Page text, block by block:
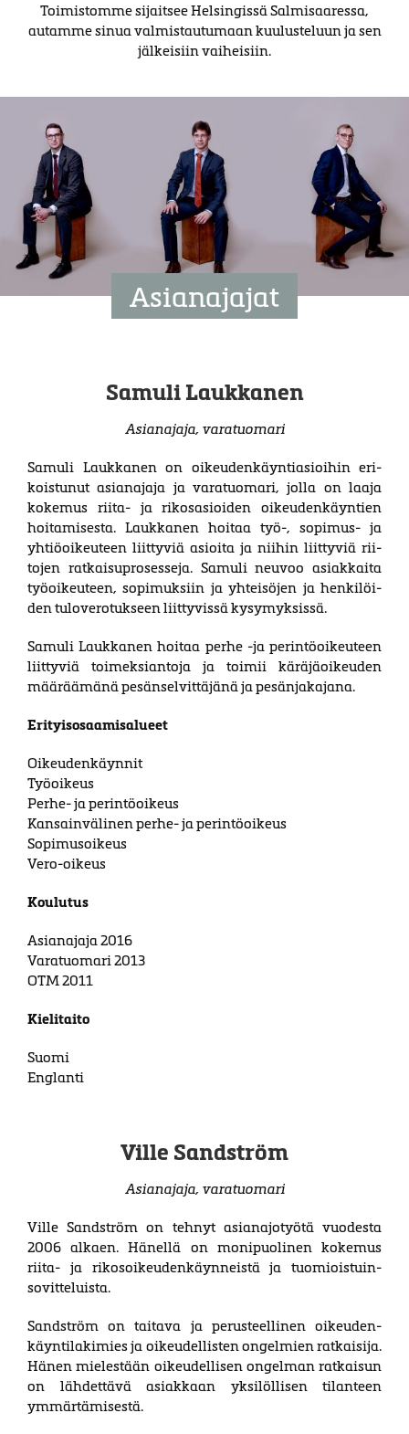
Toimistomme sijaitsee Helsingissä Salmisaaressa,
autamme sinua valmistautumaan kuulusteluun ja sen
jälkeisiin vaiheisiin.
Asianajajat
Samuli Laukkanen
Asianajaja, varatuomari
Samuli Laukkanen on oikeuden­käynti­asioi­hin eri­
kois­tunut asi­an­ajaja ja vara­tuo­mari, jolla on laaja
koke­mus riita- ja rikos­asi­oiden oikeu­den­käyntien
hoita­misesta. Laukkanen hoitaa työ-, sopimus- ja
yhtiö­oikeuteen liit­tyviä asi­oita ja niihin liit­tyviä rii­
tojen ratkaisu­prosesseja. Samuli neuvoo asi­ak­kaita
työ­­oi­keu­teen, sopi­­muksiin ja yhtei­söjen ja hen­ki­­löi­
den tulo­­vero­tukseen liit­­tyvissä kysy­­myksissä.
Samuli Laukkanen hoitaa perhe -ja perintö­oikeuteen
liittyviä toi­meksi­antoja ja toimii käräjä­oikeuden
määräämänä pesän­selvit­täjänä ja pesän­jakajana.
Erityisosaamisalueet
Oikeudenkäynnit
Työoikeus
Perhe- ja perintöoikeus
Kansainvälinen perhe- ja perintöoikeus
Sopimusoikeus
Vero-oikeus
Koulutus
Asianajaja 2016
Varatuomari 2013
OTM 2011
Kielitaito
Suomi
Englanti
Ville Sandström
Asianajaja, varatuomari
Ville Sandström on tehnyt asianajotyötä vuodesta
2006 alkaen. Hänellä on moni­puo­linen ko­kemus
riita- ja rikos­oikeu­denkäyn­neistä ja tuo­mi­ois­tuin­
sovit­teluista.
Sandström on taitava ja perusteellinen oikeuden­
käynti­­laki­mies ja oikeu­del­­listen ongel­mien ratkaisija.
Hänen mieles­tään oikeudel­lisen ongelman ratkaisun
on lähdet­tävä asiak­kaan yksilölli­sen tilan­teen
ymmär­tämi­sestä.